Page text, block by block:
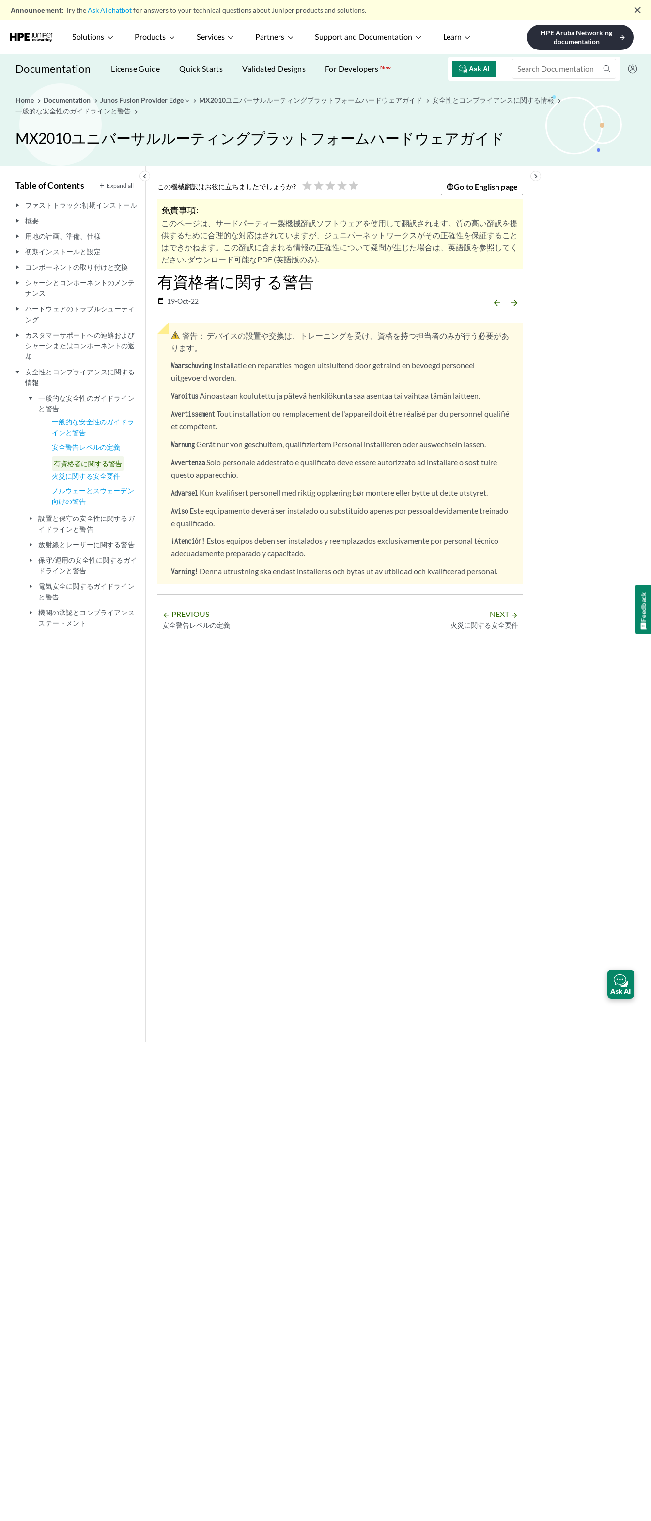
Announcement: Try theAsk AI chatbotfor answers to your technical questions about Juniper products and solutions. close
Solutions Products Services Partners Support and Documentation Learn
HPE Aruba Networking
documentation
arrow_forward
Documentation Ask AI
License Guide Quick Starts Validated Designs For DevelopersNew
Home Documentation Junos Fusion Provider Edge MX2010ユニバーサルルーティングプラットフォームハードウェアガイド
安全性とコンプライアンスに関する情報
一般的な安全性のガイドラインと警告
MX2010ユニバーサルルーティングプラットフォームハードウェアガイド
keyboard_arrow_left
Table of Contents Expand all
play_arrow ファストトラック:初期インストール
play_arrow 概要
play_arrow 用地の計画、準備、仕様
play_arrow 初期インストールと設定
play_arrow コンポーネントの取り付けと交換
play_arrow
シャーシとコンポーネントのメンテ
ナンス
play_arrow
ハードウェアのトラブルシューティ
ング
play_arrow
カスタマーサポートへの連絡および
シャーシまたはコンポーネントの返
却
play_arrow
安全性とコンプライアンスに関する
情報
play_arrow
一般的な安全性のガイドライン
と警告
一般的な安全性のガイドラ
インと警告
安全警告レベルの定義
有資格者に関する警告
火災に関する安全要件
ノルウェーとスウェーデン
向けの警告
play_arrow
設置と保守の安全性に関するガ
イドラインと警告
play_arrow 放射線とレーザーに関する警告
play_arrow
保守/運用の安全性に関するガイ
ドラインと警告
play_arrow
電気安全に関するガイドライン
と警告
play_arrow
機関の承認とコンプライアンス
ステートメント
keyboard_arrow_right
この機械翻訳はお役に立ちましたでしょうか? star star star star star Go to English page
免責事項:
このページは、サードパーティー製機械翻訳ソフトウェアを使用して翻訳されます。質の高い翻訳を提
供するために合理的な対応はされていますが、ジュニパーネットワークスがその正確性を保証すること
はできかねます。この翻訳に含まれる情報の正確性について疑問が生じた場合は、英語版を参照してく
ださい. ダウンロード可能なPDF (英語版のみ).
有資格者に関する警告
date_range 19-Oct-22 arrow_backward arrow_forward
警告： デバイスの設置や交換は、トレーニングを受け、資格を持つ担当者のみが行う必要があ
ります。
WaarschuwingInstallatie en reparaties mogen uitsluitend door getraind en bevoegd personeel
uitgevoerd worden.
VaroitusAinoastaan koulutettu ja pätevä henkilökunta saa asentaa tai vaihtaa tämän laitteen.
AvertissementTout installation ou remplacement de l'appareil doit être réalisé par du personnel qualifié
et compétent.
WarnungGerät nur von geschultem, qualifiziertem Personal installieren oder auswechseln lassen.
AvvertenzaSolo personale addestrato e qualificato deve essere autorizzato ad installare o sostituire
questo apparecchio.
Advarsel Kun kvalifisert personell med riktig opplæring bør montere eller bytte ut dette utstyret.
AvisoEste equipamento deverá ser instalado ou substituído apenas por pessoal devidamente treinado
e qualificado.
¡Atención! Estos equipos deben ser instalados y reemplazados exclusivamente por personal técnico
adecuadamente preparado y capacitado.
Varning! Denna utrustning ska endast installeras och bytas ut av utbildad och kvalificerad personal.
arrow_backward PREVIOUS
安全警告レベルの定義
NEXT arrow_forward
火災に関する安全要件
Ask AI
Feedback